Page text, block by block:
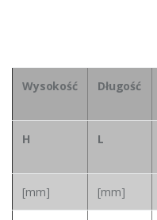
Wysokość Długość
H L
[mm] [mm]